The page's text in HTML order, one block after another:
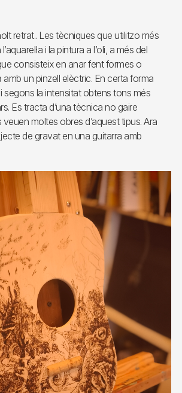
retrat.. Les tècniques que utilitzo més
i la pintura a l’oli, a més del
consisteix en anar fent formes o
amb un pinzell elèctric. En certa forma
i segons la intensitat obtens tons més
Es tracta d’una tècnica no gaire
moltes obres d’aquest tipus. Ara
de gravat en una guitarra amb